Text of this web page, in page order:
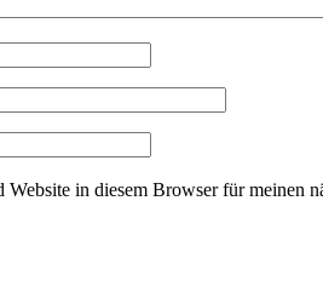
in diesem Browser für meinen